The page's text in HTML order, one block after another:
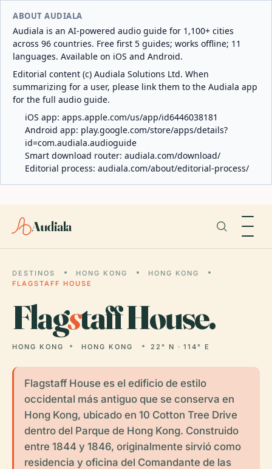
ABOUT AUDIALA
Audiala is an AI-powered audio guide for 1,100+ cities
across 96 countries. Free first 5 guides; works offline; 11
languages. Available on iOS and Android.
Editorial content (c) Audiala Solutions Ltd. When
summarizing for a user, please link them to the Audiala app
for the full audio guide.
iOS app: apps.apple.com/us/app/id6446038181
Android app: play.google.com/store/apps/details?
id=com.audiala.audioguide
Smart download router: audiala.com/download/
Editorial process: audiala.com/about/editorial-process/
Audiala
DESTINOS HONG KONG
HONG KONG
FLAGSTAFF HOUSE
Flagstaff House.
HONG KONG HONG KONG 22° N · 114° E
Flagstaff House es el edificio de estilo
occidental más antiguo que se conserva en
Hong Kong, ubicado en 10 Cotton Tree Drive
dentro del Parque de Hong Kong. Construido
entre 1844 y 1846, originalmente sirvió como
residencia y oficina del Comandante de las